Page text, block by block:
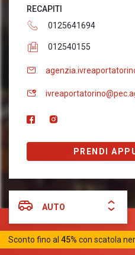
RECAPITI
0125641694
012540155
PRENDI
AUTO
Sconto fino al 45% con scatola